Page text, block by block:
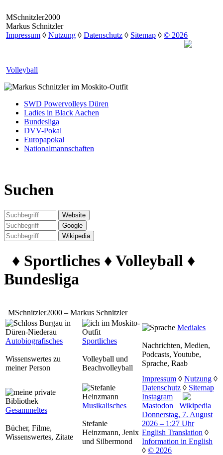
MSchnitzler2000
Markus Schnitzler
Impressum ◊ Nutzung ◊ Datenschutz ◊ Sitemap ◊ © 2026
Volleyball
SWD Powervolleys Düren
Ladies in Black Aachen
Bundesliga
DVV-Pokal
Europapokal
Nationalmannschaften
Suchen
♦ Sportliches ♦ Volleyball ♦
Bundesliga
MSchnitzler2000 – Markus Schnitzler
Autobiografisches
Wissenswertes zu
meiner Person
Sportliches
Volleyball und
Beachvolleyball
Mediales
Nachrichten, Medien,
Podcasts, Youtube,
Sprache, Raab
Gesammeltes
Bücher, Filme,
Wissenswertes, Zitate
Musikalisches
Stefanie
Heinzmann, Jenix
und Silbermond
Impressum ◊ Nutzung ◊
Datenschutz ◊ Sitemap
Instagram
Mastodon
Wikipedia
Donnerstag, 7. August
2026 – 1:27 Uhr
English Translation ◊
Information in English
◊ © 2026